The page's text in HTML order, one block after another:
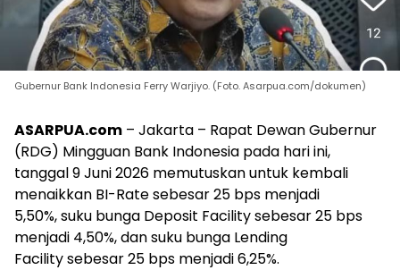
Gubernur Bank Indonesia Ferry Warjiyo. (Foto. Asarpua.com/dokumen)
ASARPUA.com – Jakarta – Rapat Dewan Gubernur
(RDG) Mingguan Bank Indonesia pada hari ini,
tanggal 9 Juni 2026 memutuskan untuk kembali
menaikkan BI-Rate sebesar 25 bps menjadi
5,50%, suku bunga Deposit Facility sebesar 25 bps
menjadi 4,50%, dan suku bunga Lending
Facility sebesar 25 bps menjadi 6,25%.